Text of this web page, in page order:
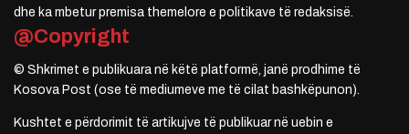
dhe ka mbetur premisa themelore e politikave të redaksisë.
@Copyright
© Shkrimet e publikuara në këtë platformë, janë prodhime të
Kosova Post (ose të mediumeve me të cilat bashkëpunon).
Kushtet e përdorimit të artikujve të publikuar në uebin e